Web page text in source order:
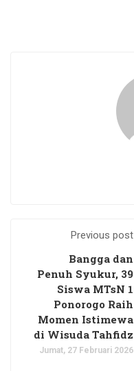
Previous post
Bangga dan
Penuh Syukur, 39
Siswa MTsN 1
Ponorogo Raih
Momen Istimewa
di Wisuda Tahfidz
Jumat, 27 Februari 2026